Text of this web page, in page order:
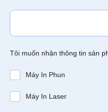
Tôi muốn nhận thông tin sản
Máy In Phun
Máy In Laser